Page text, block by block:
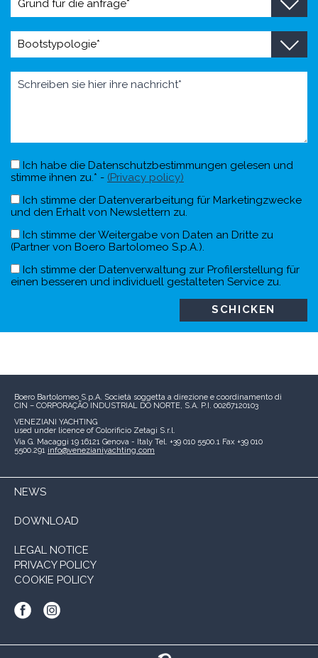
Ich habe die Datenschutzbestimmungen gelesen und
stimme ihnen zu.* - (Privacy policy)
Ich stimme der Datenverarbeitung für Marketingzwecke
und den Erhalt von Newslettern zu.
Ich stimme der Weitergabe von Daten an Dritte zu
(Partner von Boero Bartolomeo S.p.A.).
Ich stimme der Datenverwaltung zur Profilerstellung für
einen besseren und individuell gestalteten Service zu.
Boero Bartolomeo S.p.A. Società soggetta a direzione e coordinamento di
CIN – CORPORAÇÃO INDUSTRIAL DO NORTE, S.A. P.I. 00267120103
VENEZIANI YACHTING
used under licence of Colorificio Zetagi S.r.l.
Via G. Macaggi 19 16121 Genova - Italy Tel. +39 010 5500.1 Fax +39 010
5500.291 info@venezianiyachting.com
NEWS
DOWNLOAD
LEGAL NOTICE
PRIVACY POLICY
COOKIE POLICY